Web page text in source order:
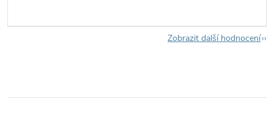
Zobrazit další hodnocení